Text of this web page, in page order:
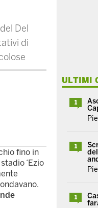
Del
di
fino in
‘Ezio
ULTIMI
1
1
1